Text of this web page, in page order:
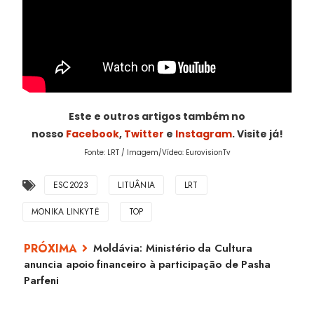
Este e outros artigos também no
nosso Facebook, Twitter e Instagram. Visite já!
Fonte: LRT / Imagem/Vídeo: EurovisionTv
ESC2023 LITUÂNIA LRT
MONIKA LINKYTĖ TOP
Moldávia: Ministério da Cultura
anuncia apoio financeiro à participação de Pasha
Parfeni